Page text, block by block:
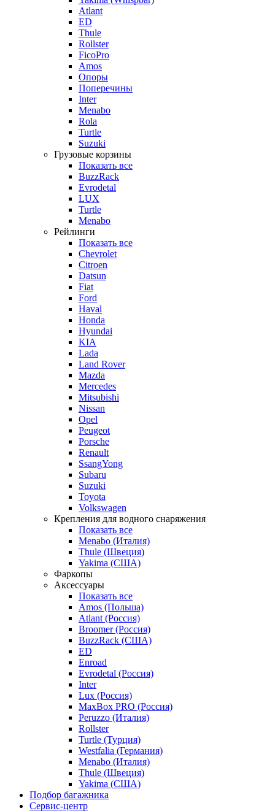
Atlant
ED
Thule
Rollster
FicoPro
Amos
Опоры
Поперечины
Inter
Menabo
Rola
Turtle
Suzuki
Грузовые корзины
Показать все
BuzzRack
Evrodetal
LUX
Turtle
Menabo
Рейлинги
Показать все
Chevrolet
Citroen
Datsun
Fiat
Ford
Haval
Honda
Hyundai
KIA
Lada
Land Rover
Mazda
Mercedes
Mitsubishi
Nissan
Opel
Peugeot
Porsche
Renault
SsangYong
Subaru
Suzuki
Toyota
Volkswagen
Крепления для водного снаряжения
Показать все
Menabo (Италия)
Thule (Швеция)
Yakima (США)
Фаркопы
Аксессуары
Показать все
Amos (Польша)
Atlant (Россия)
Broomer (Россия)
BuzzRack (США)
ED
Enroad
Evrodetal (Россия)
Inter
Lux (Россия)
MaxBox PRO (Россия)
Peruzzo (Италия)
Rollster
Turtle (Турция)
Westfalia (Германия)
Menabo (Италия)
Thule (Швеция)
Yakima (США)
Подбор багажника
Сервис-центр